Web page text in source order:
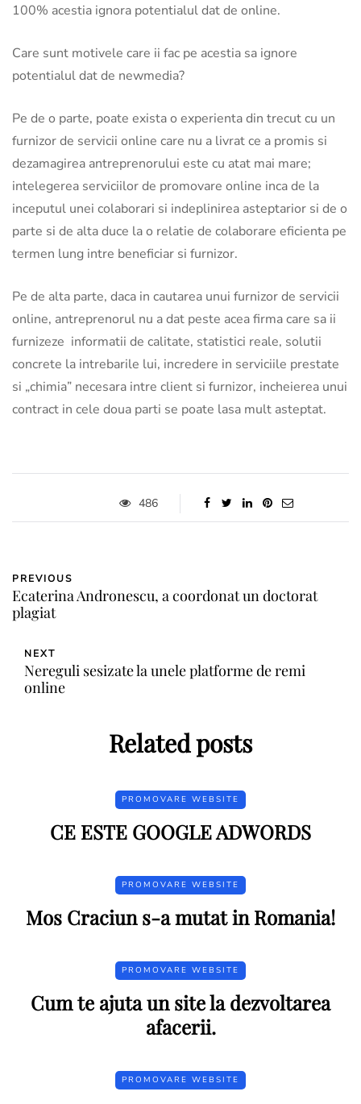
100% acestia ignora potentialul dat de online.
Care sunt motivele care ii fac pe acestia sa ignore
potentialul dat de newmedia?
Pe de o parte, poate exista o experienta din trecut cu un
furnizor de servicii online care nu a livrat ce a promis si
dezamagirea antreprenorului este cu atat mai mare;
intelegerea serviciilor de promovare online inca de la
inceputul unei colaborari si indeplinirea asteptarior si de o
parte si de alta duce la o relatie de colaborare eficienta pe
termen lung intre beneficiar si furnizor.
Pe de alta parte, daca in cautarea unui furnizor de servicii
online, antreprenorul nu a dat peste acea firma care sa ii
furnizeze informatii de calitate, statistici reale, solutii
concrete la intrebarile lui, incredere in serviciile prestate
si „chimia” necesara intre client si furnizor, incheierea unui
contract in cele doua parti se poate lasa mult asteptat.
486
PREVIOUS
Ecaterina Andronescu, a coordonat un doctorat
plagiat
NEXT
Nereguli sesizate la unele platforme de remi
online
Related posts
PROMOVARE WEBSITE
CE ESTE GOOGLE ADWORDS
PROMOVARE WEBSITE
Mos Craciun s-a mutat in Romania!
PROMOVARE WEBSITE
Cum te ajuta un site la dezvoltarea
afacerii.
PROMOVARE WEBSITE